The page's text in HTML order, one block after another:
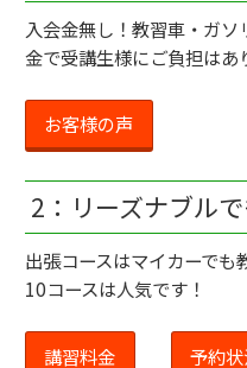
入会金無し！教習車・ガ
金で受講生様にご負担はあ
お客様の声
2：リーズナブル
出張コースはマイカーで
10コースは人気です！
講習料金 予約